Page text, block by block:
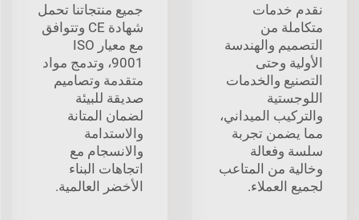
نقدم خدمات
متكاملة من
التصميم والهندسة
الأولية وحتى
التصنيع والخدمات
اللوجستية
والتركيب الميداني،
مما يضمن تجربة
سلسة وفعالة
وخالية من المتاعب
لجميع العملاء.
جميع منتجاتنا تحمل
شهادة CE وتتوافق
مع معيار ISO
9001، وتدمج مواد
متقدمة وتصاميم
صديقة للبيئة
لضمان المتانة
والاستدامة
والانسجام مع
اتجاهات البناء
الأخضر العالمية.